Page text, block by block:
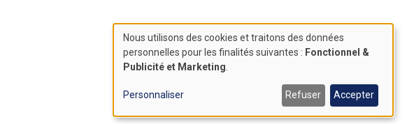
Use
personal
Nous utilisons des cookies et traitons des données
personnelles pour les finalités suivantes : Fonctionnel &
Publicité et Marketing
Personnaliser Refuser Accepter